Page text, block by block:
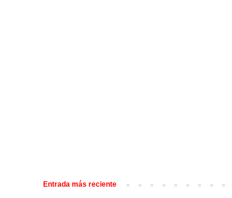
Entrada más reciente